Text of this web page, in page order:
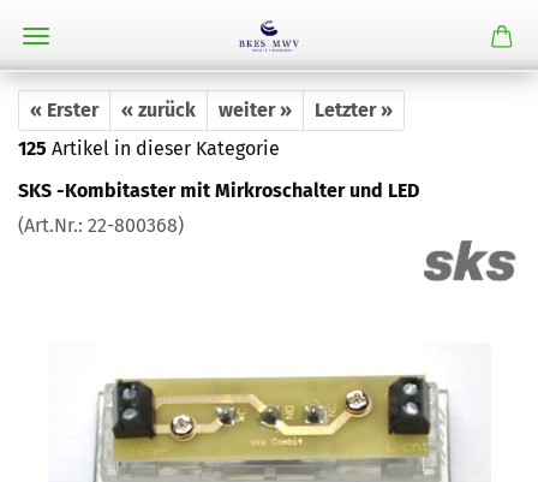
« Erster « zurück weiter »
Letzter »
125 Artikel in dieser Kategorie
SKS -Kombitaster mit Mirkroschalter und LED
(Art.Nr.: 22-800368)